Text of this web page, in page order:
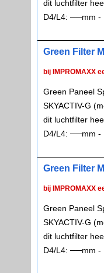
dit luchtfilter
D4/L4: ──mm -
Green Filter
bij IMPROMAXX
Green Paneel
SKYACTIV-G
dit luchtfilter
D4/L4: ──mm -
Green Filter
bij IMPROMAXX
Green Paneel
SKYACTIV-G
dit luchtfilter
D4/L4: ──mm -